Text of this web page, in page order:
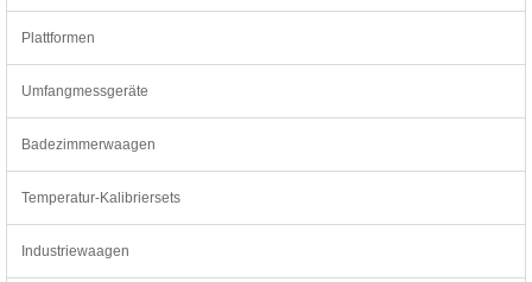
Plattformen
Umfangmessgeräte
Badezimmerwaagen
Temperatur-Kalibriersets
Industriewaagen